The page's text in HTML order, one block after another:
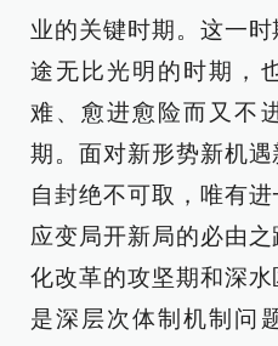
业的关键时期。这一
途无比光明的时期，
难、愈进愈险而又不
期。面对新形势新机
自封绝不可取，唯有
应变局开新局的必由
化改革的攻坚期和深
是深层次体制机制问